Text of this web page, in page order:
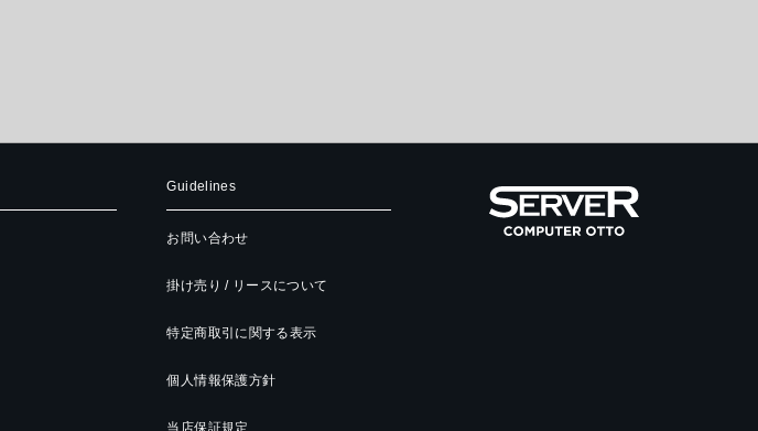
Guidelines
お問い合わせ
掛け売り / リースについて
特定商取引に関する表示
個人情報保護方針
当店保証規定